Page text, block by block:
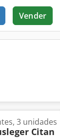
Vender
3 unidades
Citan